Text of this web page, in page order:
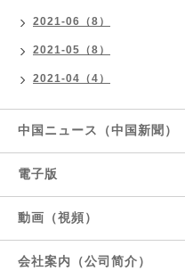
2021-06（8）
2021-05（8）
2021-04（4）
中国ニュース（中国新聞）
電子版
動画（視頻）
会社案内（公司简介）